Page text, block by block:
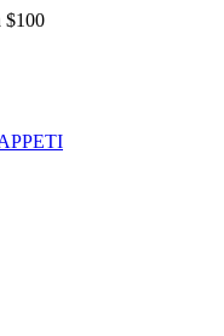
$100